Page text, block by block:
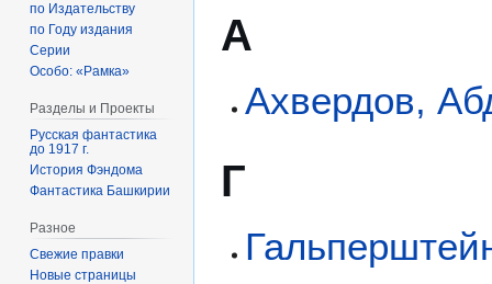
А
Ахвердов,
Г
по Издательству
по Году издания
Серии
Особо: «Рамка»
Разделы и Проекты
Русская фантастика
до 1917 г.
История Фэндома
Фантастика Башкирии
Разное
Свежие правки
Новые страницы